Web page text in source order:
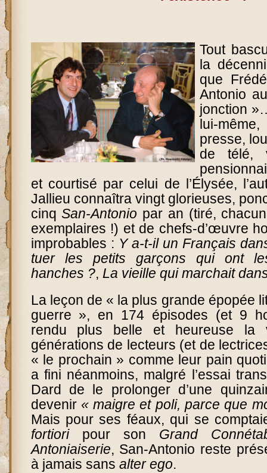
Tout
la
que
Antonio
jonction
lui-
presse,
de télé,
et courtisé par celui de l’Élysée,
Jallieu connaîtra vingt glorieuses,
cinqSan-Antonio par an (tiré,
exemplaires !) et de chefs-d’œuvre
improbables : Y a-t-il un Français
tuer les petits garçons qui ont
hanches ?, La vieille qui marchait
La leçon de « la plus grande épopée
guerre », en 174 épisodes (et 9
rendu plus belle et heureuse la
générations de lecteurs (et de
« le prochain » comme leur pain
a fini néanmoins, malgré l’essai
Dard de le prolonger d’une
devenir « maigre et poli, parce que
Mais pour ses féaux, qui se
fortioripour son Grand
Antoniaiserie, San-Antonio reste
à jamais sans alter ego.